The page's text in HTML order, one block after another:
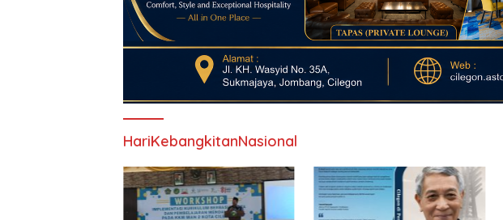
HariKebangkitanNasional